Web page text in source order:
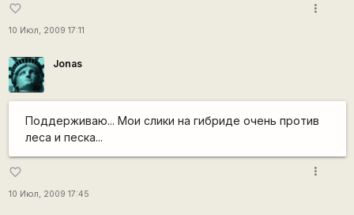
favorite_border
10 Июл, 2009 17:11
more_vert
Jonas
Поддерживаю... Мои слики на гибриде очень против
леса и песка...
favorite_border
10 Июл, 2009 17:45
more_vert